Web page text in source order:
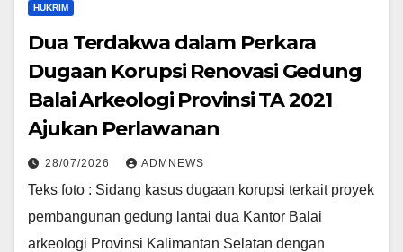
HUKRIM
Dua Terdakwa dalam Perkara
Dugaan Korupsi Renovasi Gedung
Balai Arkeologi Provinsi TA 2021
Ajukan Perlawanan
28/07/2026 ADMNEWS
Teks foto : Sidang kasus dugaan korupsi terkait proyek
pembangunan gedung lantai dua Kantor Balai
arkeologi Provinsi Kalimantan Selatan dengan